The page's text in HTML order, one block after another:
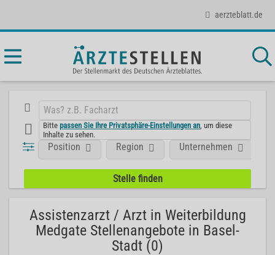
aerzteblatt.de
Bittepassen Sie Ihre Privatsphäre-Einstellungen an , um diese
Inhalte zu sehen.
Position Region Unternehmen
Assistenzarzt / Arzt in Weiterbildung
Medgate Stellenangebote in Basel-
Stadt (0)